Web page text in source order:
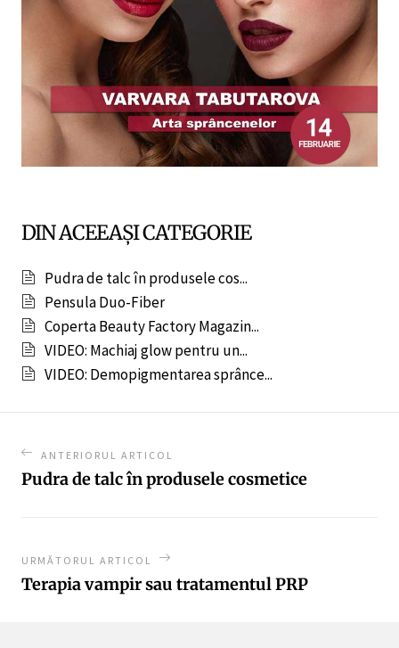
DIN ACEEAȘI CATEGORIE
Pudra de talc în produsele cos...
Pensula Duo-Fiber
Coperta Beauty Factory Magazin...
VIDEO: Machiaj glow pentru un...
VIDEO: Demopigmentarea sprânce...
ANTERIORUL ARTICOL
Pudra de talc în produsele cosmetice
URMĂTORUL ARTICOL
Terapia vampir sau tratamentul PRP